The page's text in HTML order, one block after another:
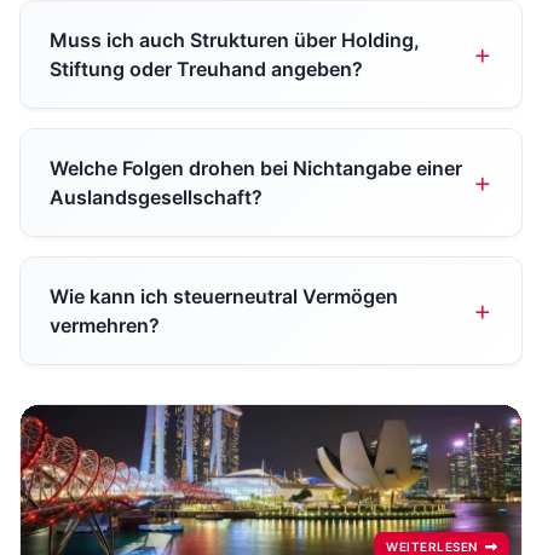
Muss ich auch Strukturen über Holding,
Stiftung oder Treuhand angeben?
Welche Folgen drohen bei Nichtangabe einer
Auslandsgesellschaft?
Wie kann ich steuerneutral Vermögen
vermehren?
WEITERLESEN